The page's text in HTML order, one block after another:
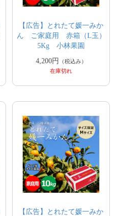
【広告】とれたて媛一みか
ん ご家庭用 赤箱（L玉）
5Kg 小林果園
4,200円
（税込み）
在庫切れ
【広告】とれたて媛一みか